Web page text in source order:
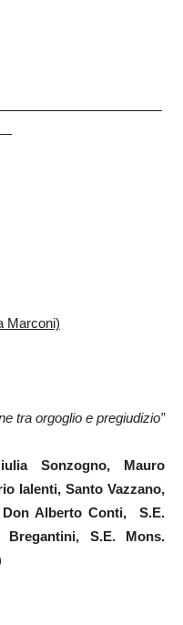
Marconi)
tra orgoglio e pregiudizio”
Sonzogno, Mauro
Ialenti, Santo Vazzano,
Alberto Conti, S.E.
S.E. Mons.